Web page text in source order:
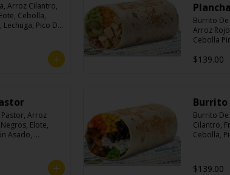
Arroz Cilantro,
Cebolla,
Pico De
Plancha
Burrito De
Arroz
Cebolla
Crema
$139.00
Arroz
Elote,
Asado,
Burrito
Burrito
Cilantro,
Cebolla,
$139.00